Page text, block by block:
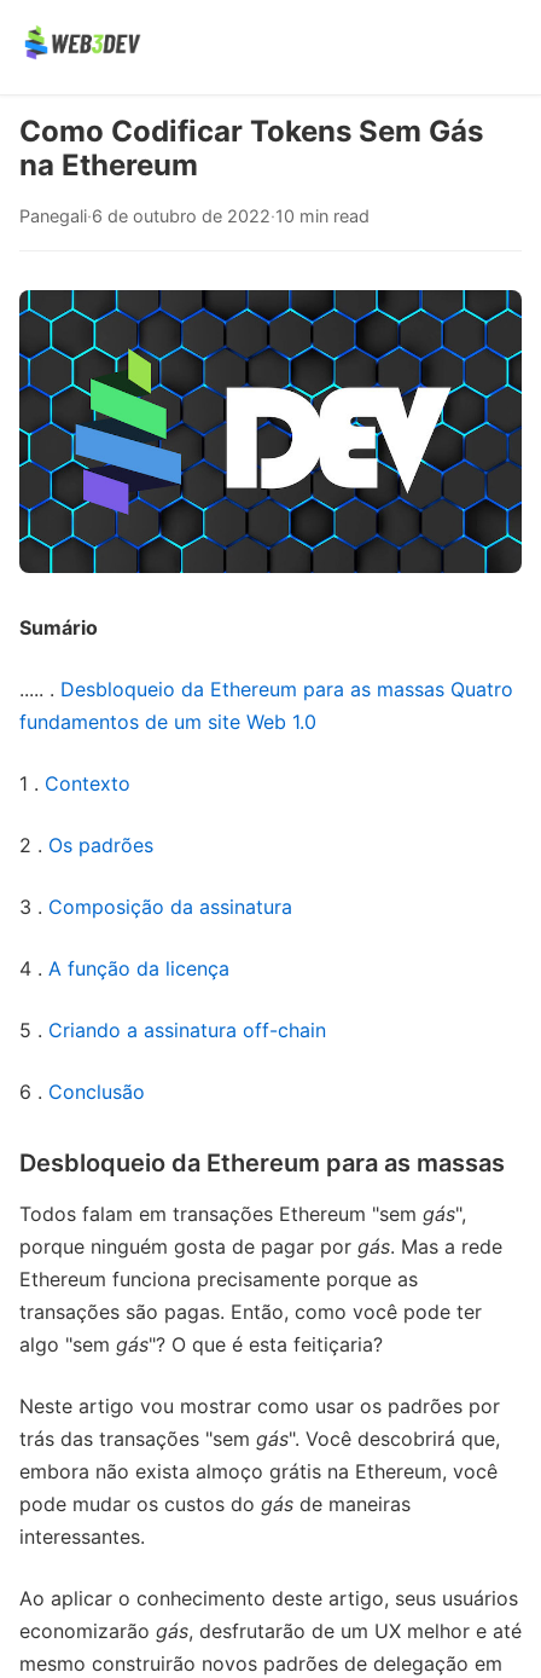
Como Codificar Tokens Sem Gás
na Ethereum
Panegali·6 de outubro de 2022·10 min read
Sumário
..... . Desbloqueio da Ethereum para as massas Quatro
fundamentos de um site Web 1.0
1 . Contexto
2 . Os padrões
3 . Composição da assinatura
4 . A função da licença
5 . Criando a assinatura off-chain
6 . Conclusão
Desbloqueio da Ethereum para as massas
Todos falam em transações Ethereum "sem gás",
porque ninguém gosta de pagar por gás. Mas a rede
Ethereum funciona precisamente porque as
transações são pagas. Então, como você pode ter
algo "sem gás"? O que é esta feitiçaria?
Neste artigo vou mostrar como usar os padrões por
trás das transações "sem gás". Você descobrirá que,
embora não exista almoço grátis na Ethereum, você
pode mudar os custos do gás de maneiras
interessantes.
Ao aplicar o conhecimento deste artigo, seus usuários
economizarão gás, desfrutarão de um UX melhor e até
mesmo construirão novos padrões de delegação em